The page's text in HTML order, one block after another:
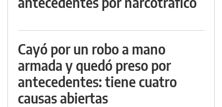
Cayó por un robo a mano
armada y quedó preso por
antecedentes: tiene cuatro
causas abiertas